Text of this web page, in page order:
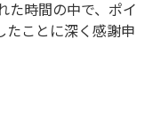
た時間の中で、ポイ
たことに深く感謝申